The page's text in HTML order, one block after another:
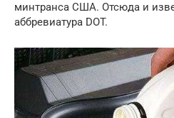
минтранса США. Отсюда и
аббревиатура DOT.